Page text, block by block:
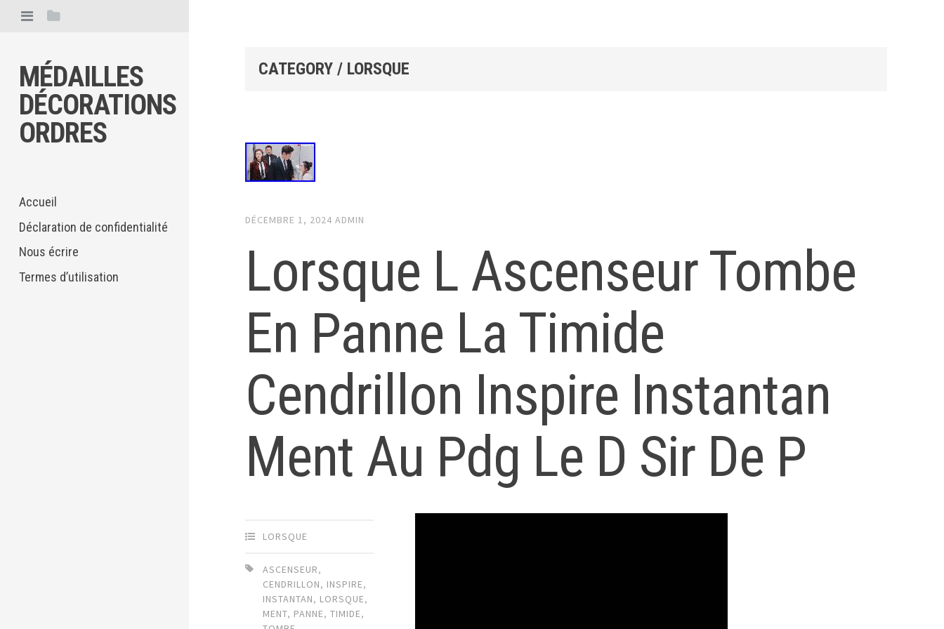
MÉDAILLES
DÉCORATIONS
ORDRES
Accueil
Déclaration de confidentialité
Nous écrire
Termes d’utilisation
CATEGORY / LORSQUE
DÉCEMBRE 1, 2024 ADMIN
Lorsque L Ascenseur Tombe
En Panne La Timide
Cendrillon Inspire Instantan
Ment Au Pdg Le D Sir De P
LORSQUE
ASCENSEUR,
CENDRILLON, INSPIRE,
INSTANTAN, LORSQUE,
MENT, PANNE,TIMIDE,